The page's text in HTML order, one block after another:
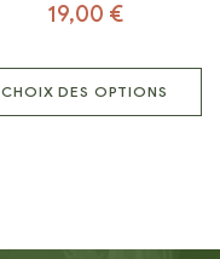
19,00 €
CHOIX DES OPTIONS